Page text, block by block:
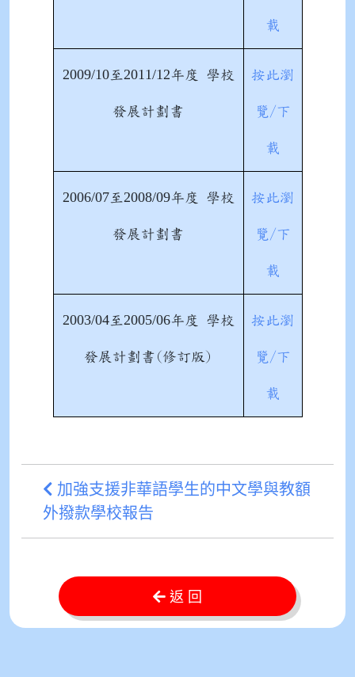
載
2009/10至2011/12年度 學校
發展計劃書
按此瀏
覽/下
載
2006/07至2008/09年度 學校
發展計劃書
按此瀏
覽/下
載
2003/04至2005/06年度 學校
發展計劃書(修訂版)
按此瀏
覽/下
載
加強支援非華語學生的中文學與教額
外撥款學校報告
返 回